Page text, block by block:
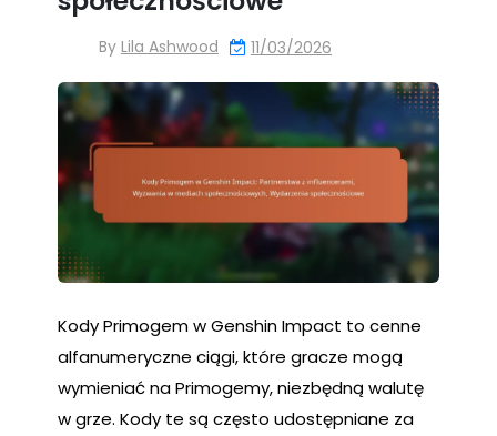
By Lila Ashwood 11/03/2026
Kody Primogem w Genshin Impact to cenne
alfanumeryczne ciągi, które gracze mogą
wymieniać na Primogemy, niezbędną walutę
w grze. Kody te są często udostępniane za